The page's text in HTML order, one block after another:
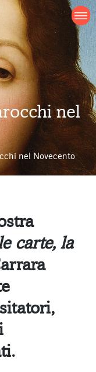
nel
nel Novecento
carte, la